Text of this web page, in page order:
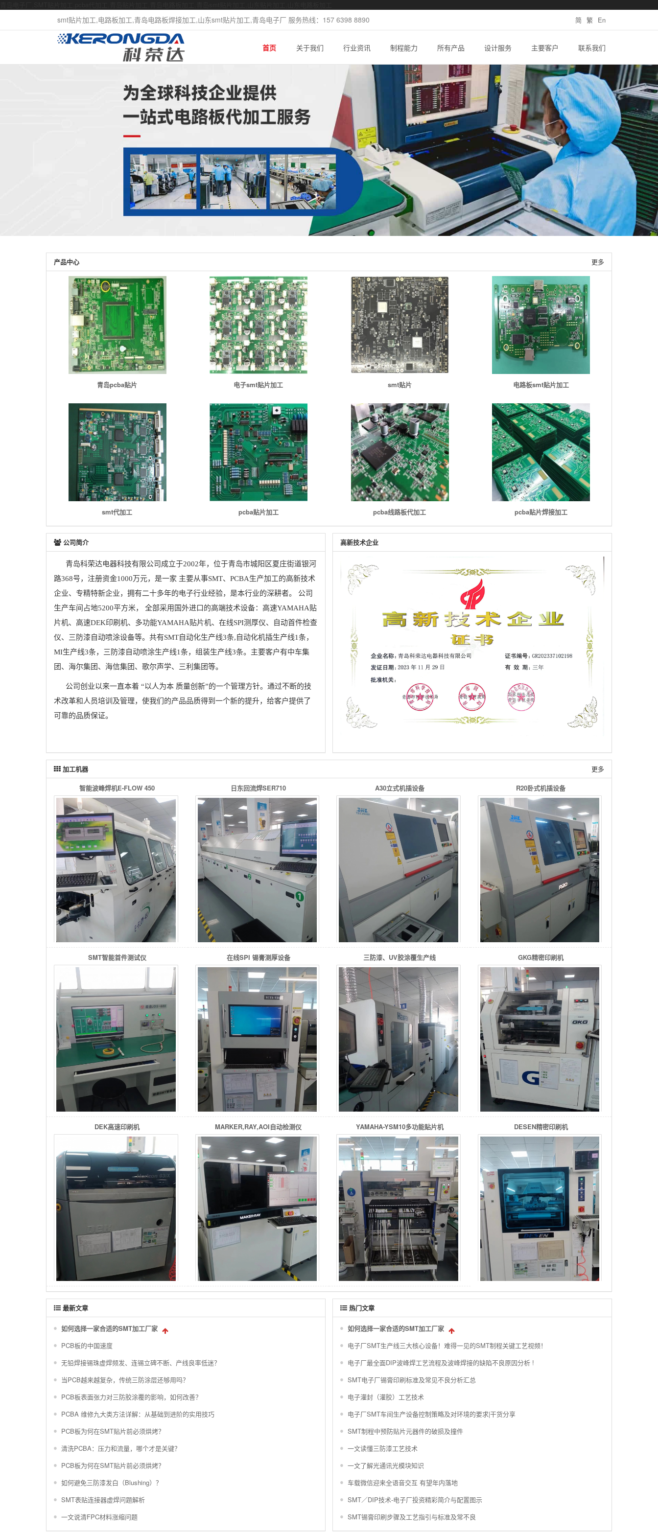
简 繁 En
smt贴片加工,电路板加工,青岛电路板焊接加工,山东smt贴片加工,青岛电子厂 服务热线：157 6398 8890
首页 关于我们 行业资讯 制程能力 所有产品 设计服务 主要客户 联系我们
产品中心 更多
青岛pcba贴片 电子smt贴片加工 smt贴片 电路板smt贴片加工
smt代加工 pcba贴片加工 pcba线路板代加工 pcba贴片焊接加工
公司简介
青岛科荣达电器科技有限公司成立于2002年，位于青岛市城阳区夏庄街道银河
路368号，注册资金1000万元，是一家 主要从事SMT、PCBA生产加工的高新技术
企业、专精特新企业，拥有二十多年的电子行业经验，是本行业的深耕者。
公司
生产车间占地5200平方米，
全部采用国外进口的高端技术设备：高速YAMAHA贴
片机、高速DEK印刷机、多功能YAMAHA贴片机、在线SPI测厚仪、自动首件检查
仪、三防漆自动喷涂设备等。共有SMT自动化生产线3条,自动化机插生产线1条，
MI生产线3条，三防漆自动喷涂生产线1条，组装生产线3条。主要客户有中车集
团、海尔集团、海信集团、歌尔声学、三利集团等。
公司创业以来一直本着 “以人为本 质量创新”的一个管理方针。通过不断的技
术改革和人员培训及管理，使我们的产品品质得到一个新的提升，给客户提供了
可靠的品质保证。
高新技术企业
加工机器 更多
智能波峰焊机E-FLOW 450 日东回流焊SER710 A30立式机插设备 R20卧式机插设备
SMT智能首件测试仪 在线SPI 锡膏测厚设备 三防漆、UV胶涂覆生产线 GKG精密印刷机
DEK高速印刷机 MARKER,RAY,AOI自动检测仪 YAMAHA-YSM10多功能贴片机 DESEN精密印刷机
最新文章
如何选择一家合适的SMT加工厂家
PCB板的中国速度
无铅焊接锡珠虚焊频发、连锡立碑不断、产线良率低迷？
当PCB越来越复杂，传统三防涂层还够用吗？
PCB板表面张力对三防胶涂覆的影响，如何改善？
PCBA 维修九大类方法详解：从基础到进阶的实用技巧
PCB板为何在SMT贴片前必须烘烤？
清洗PCBA：压力和流量，哪个才是关键？
PCB板为何在SMT贴片前必须烘烤？
如何避免三防漆发白（Blushing）？
SMT表贴连接器虚焊问题解析
一文说清FPC材料涨缩问题
热门文章
如何选择一家合适的SMT加工厂家
电子厂SMT生产线三大核心设备！难得一见的SMT制程关键工艺视频！
电子厂最全面DIP波峰焊工艺流程及波峰焊接的缺陷不良原因分析 !
SMT电子厂锡膏印刷标准及常见不良分析汇总
电子灌封（灌胶）工艺技术
电子厂SMT车间生产设备控制策略及对环境的要求|干货分享
SMT制程中预防贴片元器件的破损及撞件
一文读懂三防漆工艺技术
一文了解光通讯光模块知识
车载微信迎来全语音交互 有望年内落地
SMT／DIP技术-电子厂投资精彩简介与配置图示
SMT锡膏印刷步骤及工艺指引与标准及常不良